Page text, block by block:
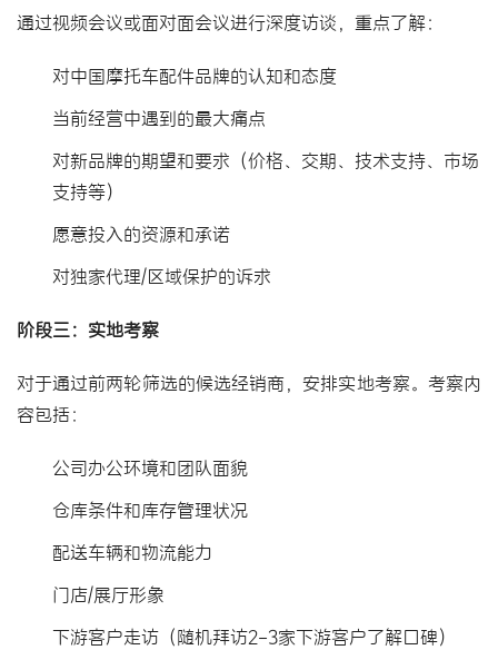
通过视频会议或面对面会议进行深度访谈，重点了解：
对中国摩托车配件品牌的认知和态度
当前经营中遇到的最大痛点
对新品牌的期望和要求（价格、交期、技术支持、市场
支持等）
愿意投入的资源和承诺
对独家代理/区域保护的诉求
阶段三：实地考察
对于通过前两轮筛选的候选经销商，安排实地考察。考察内
容包括：
公司办公环境和团队面貌
仓库条件和库存管理状况
配送车辆和物流能力
门店/展厅形象
下游客户走访（随机拜访2-3家下游客户了解口碑）